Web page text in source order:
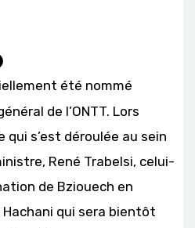
été nommé
de l’ONTT. Lors
qui s’est déroulée au sein
René Trabelsi, celui-
de Bziouech en
Hachani qui sera bientôt